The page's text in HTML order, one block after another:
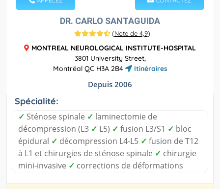
DR. CARLO SANTAGUIDA
(Note de 4,9)
MONTREAL NEUROLOGICAL INSTITUTE-HOSPITAL
3801 University Street,
Montréal QC H3A 2B4
Itinéraires
Depuis 2006
Spécialité:
✓ Sténose spinale ✓ laminectomie de
décompression (L3 ✓ L5) ✓ fusion L3/S1 ✓ bloc
épidural ✓ décompression L4-L5 ✓ fusion de T12
à L1 et chirurgies de sténose spinale ✓ chirurgie
mini-invasive ✓ corrections de déformations